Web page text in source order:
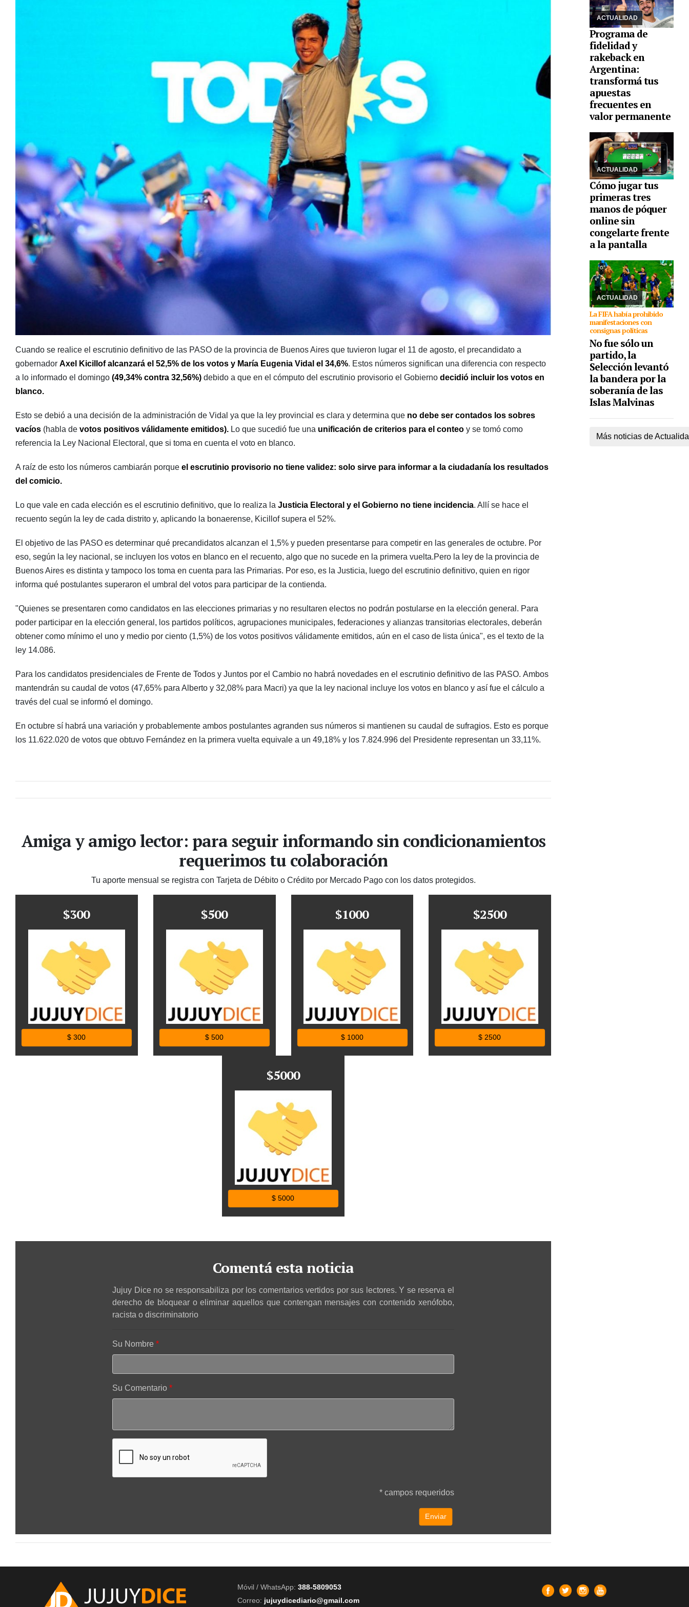
Cuando se realice el escrutinio definitivo de las PASO de la provincia de Buenos Aires que tuvieron lugar el 11 de agosto, el precandidato a
gobernador Axel Kicillof alcanzará el 52,5% de los votos y María Eugenia Vidal el 34,6%. Estos números significan una diferencia con respecto
a lo informado el domingo (49,34% contra 32,56%) debido a que en el cómputo del escrutinio provisorio el Gobierno decidió incluir los votos en
blanco.
Esto se debió a una decisión de la administración de Vidal ya que la ley provincial es clara y determina que no debe ser contados los sobres
vacíos (habla de votos positivos válidamente emitidos). Lo que sucedió fue una unificación de criterios para el conteo y se tomó como
referencia la Ley Nacional Electoral, que si toma en cuenta el voto en blanco.
A raíz de esto los números cambiarán porque el escrutinio provisorio no tiene validez: solo sirve para informar a la ciudadanía los resultados
del comicio.
Lo que vale en cada elección es el escrutinio definitivo, que lo realiza la Justicia Electoral y el Gobierno no tiene incidencia. Allí se hace el
recuento según la ley de cada distrito y, aplicando la bonaerense, Kicillof supera el 52%.
El objetivo de las PASO es determinar qué precandidatos alcanzan el 1,5% y pueden presentarse para competir en las generales de octubre. Por
eso, según la ley nacional, se incluyen los votos en blanco en el recuento, algo que no sucede en la primera vuelta.Pero la ley de la provincia de
Buenos Aires es distinta y tampoco los toma en cuenta para las Primarias. Por eso, es la Justicia, luego del escrutinio definitivo, quien en rigor
informa qué postulantes superaron el umbral del votos para participar de la contienda.
"Quienes se presentaren como candidatos en las elecciones primarias y no resultaren electos no podrán postularse en la elección general. Para
poder participar en la elección general, los partidos políticos, agrupaciones municipales, federaciones y alianzas transitorias electorales, deberán
obtener como mínimo el uno y medio por ciento (1,5%) de los votos positivos válidamente emitidos, aún en el caso de lista única", es el texto de la
ley 14.086.
Para los candidatos presidenciales de Frente de Todos y Juntos por el Cambio no habrá novedades en el escrutinio definitivo de las PASO. Ambos
mantendrán su caudal de votos (47,65% para Alberto y 32,08% para Macri) ya que la ley nacional incluye los votos en blanco y así fue el cálculo a
través del cual se informó el domingo.
En octubre sí habrá una variación y probablemente ambos postulantes agranden sus números si mantienen su caudal de sufragios. Esto es porque
los 11.622.020 de votos que obtuvo Fernández en la primera vuelta equivale a un 49,18% y los 7.824.996 del Presidente representan un 33,11%.
Amiga y amigo lector: para seguir informando sin condicionamientos
requerimos tu colaboración
Tu aporte mensual se registra con Tarjeta de Débito o Crédito por Mercado Pago con los datos protegidos.
$300
$ 300
$500
$ 500
$1000
$ 1000
$2500
$ 2500
$5000
$ 5000
Comentá esta noticia
Jujuy Dice no se responsabiliza por los comentarios vertidos por sus lectores. Y se reserva el
derecho de bloquear o eliminar aquellos que contengan mensajes con contenido xenófobo,
racista o discriminatorio
Su Nombre
Su Comentario
* campos requeridos
ACTUALIDAD
Programa de
fidelidad y
rakeback en
Argentina:
transformá tus
apuestas
frecuentes en
valor permanente
diarias desde Platino,
anf ...
ACTUALIDAD
Cómo jugar tus
primeras tres
manos de póquer
online sin
congelarte frente
a la pantalla
23/07/2026
apenas segundos, la
orientarse en la mesa,
aprender a observar,
calibrar la apuesta,
entre otros consejos
ACTUALIDAD
La FIFA había prohibido
manifestaciones con
consignas políticas
No fue sólo un
partido, la
Selección levantó
la bandera por la
soberanía de las
Islas Malvinas
16/07/2026 Los
jugadores saltaron la
prohibición de ingresar
respecto al conflicto
bélico. A 40 años del gol
de D10s, la hazaña
argentin ...
Más noticias de
Móvil / WhatsApp: 388-5809053
Correo: jujuydicediario@gmail.com